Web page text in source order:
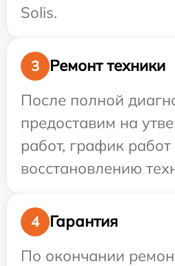
Solis.
3
Ремонт техники
После полной
предоставим на
работ, график
восстановлению
4
Гарантия
По окончании